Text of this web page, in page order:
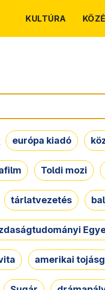
KULTÚRA
európa kiadó
Toldi mozi
tárlatvezetés
amerikai